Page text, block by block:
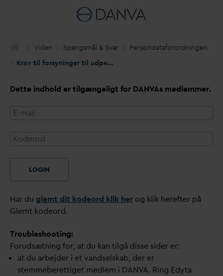
Viden Spørgsmål & Svar Persondataforordningen
Krav til forsyninger til udpegning af en
Dette indhold er tilgængeligt for DANVAs medlemmer.
LOGIN
Har du glemt dit kodeord klik her og klik herefter på
Glemt kodeord.
Troubleshooting:
Forudsætning for, at du kan tilgå disse sider er:
at du arbejder i et vandselskab, der er
stemmeberettiget medlem i DANVA. Ring Edyta